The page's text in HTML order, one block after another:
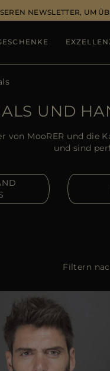
NEWSLETTER, UM
UND
von MooRER und
und sind
Filtern